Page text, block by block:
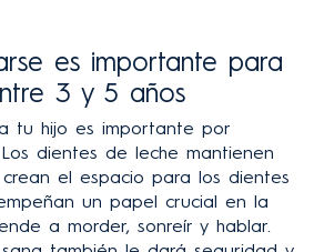
es importante para
3 y 5 años
tu hijo es importante por
dientes de leche mantienen
el espacio para los dientes
un papel crucial en la
a morder, sonreír y hablar.